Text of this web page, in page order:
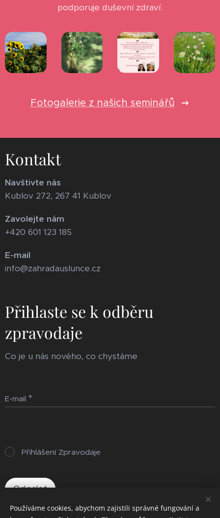
podporuje duševní zdraví.
Fotogalerie z našich seminářů
Kontakt
Navštivte nás
Kublov 272, 267 41 Kublov
Zavolejte nám
+420 601 123 185
E-mail
info@zahradauslunce.cz
Přihlaste se k odběru
zpravodaje
Co je u nás nového, co chystáme
E-mail
Přihlášení Zpravodaje
Odeslat
Používáme cookies, abychom zajistili správné fungování a